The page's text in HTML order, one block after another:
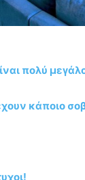
πολύ
κάποιο